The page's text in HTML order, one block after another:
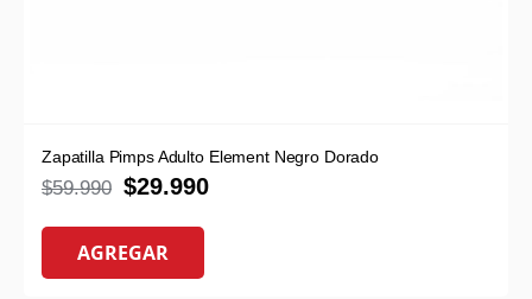
Zapatilla Pimps Adulto Element Negro Dorado
$59.990 $29.990
AGREGAR